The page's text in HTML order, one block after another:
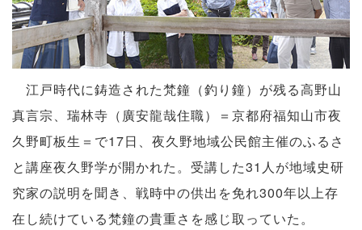
江戸時代に鋳造された梵鐘（釣り鐘）が残る高野山
真言宗、瑞林寺（廣安龍哉住職）＝京都府福知山市夜
久野町板生＝で17日、夜久野地域公民館主催のふるさ
と講座夜久野学が開かれた。受講した31人が地域史研
究家の説明を聞き、戦時中の供出を免れ300年以上存
在し続けている梵鐘の貴重さを感じ取っていた。